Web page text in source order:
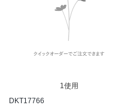
1使用
DKT17766